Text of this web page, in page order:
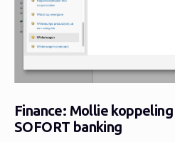
Finance: Mollie
SOFORT banking